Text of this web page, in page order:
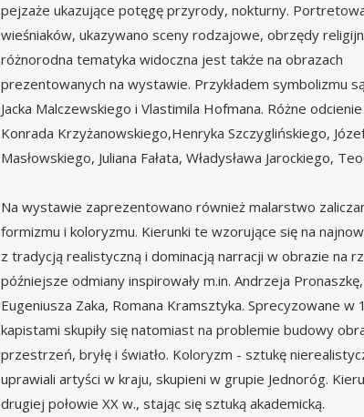
pejzaże ukazujące potęgę przyrody, nokturny.
wieśniaków, ukazywano sceny rodzajowe, obrzędy
różnorodna tematyka widoczna jest także na obrazach
prezentowanych na wystawie. Przykładem symbolizmu
Jacka Malczewskiego i Vlastimila Hofmana. Różne
Konrada Krzyżanowskiego,Henryka Szczyglińskiego,
Masłowskiego, Juliana Fałata, Władysława Jarockiego,
Na wystawie zaprezentowano również malarstwo
formizmu i koloryzmu. Kierunki te wzorujące się na
z tradycją realistyczną i dominacją narracji w obrazie na
późniejsze odmiany inspirowały m.in. Andrzeja
Eugeniusza Zaka, Romana Kramsztyka. Sprecyzowane
kapistami skupiły się natomiast na problemie budowy
przestrzeń, bryłę i światło. Koloryzm - sztukę
uprawiali artyści w kraju, skupieni w grupie Jednoróg.
drugiej połowie XX w., stając się sztuką akademicką.